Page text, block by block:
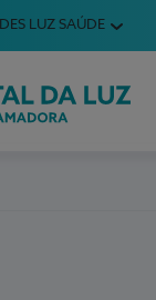
LUZ SAÚDE
da Amadora